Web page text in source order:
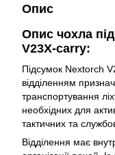
Опис
Опис чохла
V23X-carry:
Підсумок Nextorch
відділенням
транспортування
необхідних для
тактичних та
Відділення має